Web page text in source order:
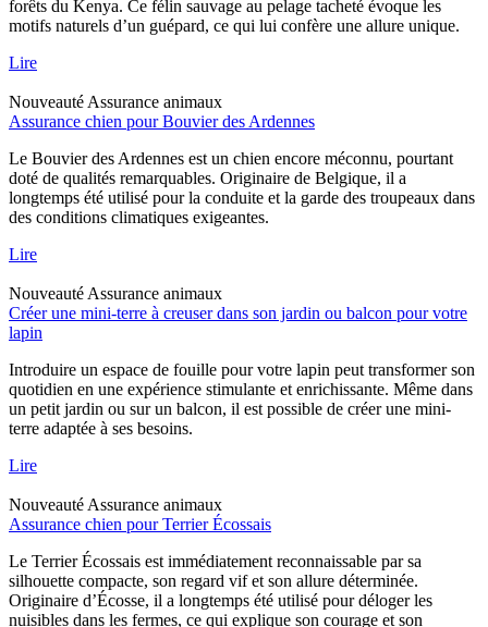
forêts du Kenya. Ce félin sauvage au pelage tacheté évoque les
motifs naturels d’un guépard, ce qui lui confère une allure unique.
Lire
Nouveauté Assurance animaux
Assurance chien pour Bouvier des Ardennes
Le Bouvier des Ardennes est un chien encore méconnu, pourtant
doté de qualités remarquables. Originaire de Belgique, il a
longtemps été utilisé pour la conduite et la garde des troupeaux dans
des conditions climatiques exigeantes.
Lire
Nouveauté Assurance animaux
Créer une mini-terre à creuser dans son jardin ou balcon pour votre
lapin
Introduire un espace de fouille pour votre lapin peut transformer son
quotidien en une expérience stimulante et enrichissante. Même dans
un petit jardin ou sur un balcon, il est possible de créer une mini-
terre adaptée à ses besoins.
Lire
Nouveauté Assurance animaux
Assurance chien pour Terrier Écossais
Le Terrier Écossais est immédiatement reconnaissable par sa
silhouette compacte, son regard vif et son allure déterminée.
Originaire d’Écosse, il a longtemps été utilisé pour déloger les
nuisibles dans les fermes, ce qui explique son courage et son